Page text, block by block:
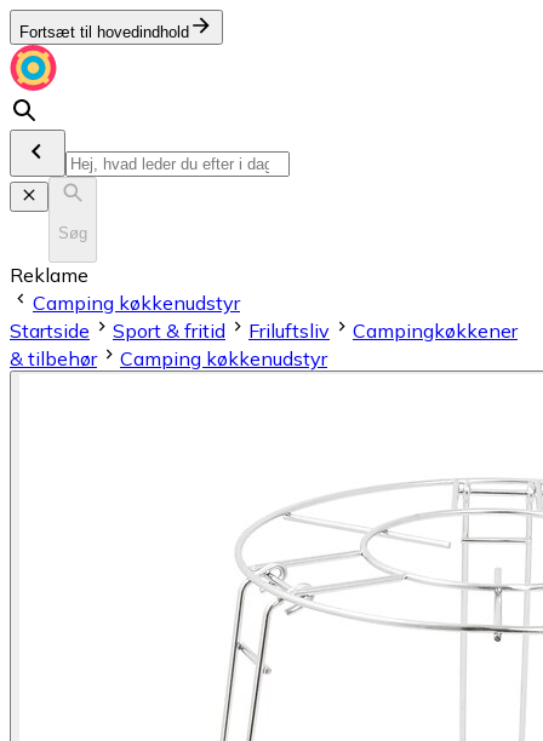
Fortsæt til hovedindhold
Søg
Reklame
Camping køkkenudstyr
Startside
Sport & fritid Friluftsliv
Campingkøkkener
& tilbehør
Camping køkkenudstyr